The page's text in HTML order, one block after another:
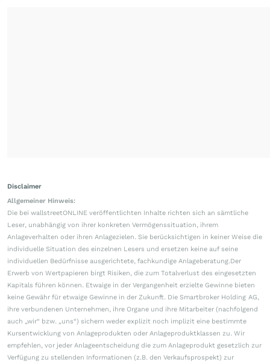
Disclaimer
Allgemeiner Hinweis:
Die bei wallstreetONLINE veröffentlichten Inhalte richten sich an sämtliche
Leser, unabhängig von ihrer konkreten Vermögenssituation, ihrem
Anlageverhalten oder ihren Anlagezielen. Sie berücksichtigen in keiner Weise die
individuelle Situation des einzelnen Lesers und ersetzen keine auf seine
individuellen Bedürfnisse ausgerichtete, fachkundige Anlageberatung.Der
Erwerb von Wertpapieren birgt Risiken, die zum Totalverlust des eingesetzten
Kapitals führen können. Etwaige in der Vergangenheit erzielte Gewinne bieten
keine Gewähr für etwaige Gewinne in der Zukunft. Die Smartbroker Holding AG,
ihre verbundenen Unternehmen, ihre Organe und ihre Mitarbeiter (nachfolgend
auch „wir“ bzw. „uns“) sichern weder explizit noch implizit eine bestimmte
Kursentwicklung von Anlageprodukten oder Anlageproduktklassen zu. Wir
empfehlen, vor jeder Anlageentscheidung die zum Anlageprodukt gesetzlich zur
Verfügung zu stellenden Informationen (z.B. den Verkaufsprospekt) zur